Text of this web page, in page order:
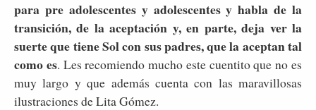
para pre adolescentes y adolescentes y habla de la
transición, de la aceptación y, en parte, deja ver la
suerte que tiene Sol con sus padres, que la aceptan tal
como es. Les recomiendo mucho este cuentito que no es
muy largo y que además cuenta con las maravillosas
ilustraciones de Lita Gómez.